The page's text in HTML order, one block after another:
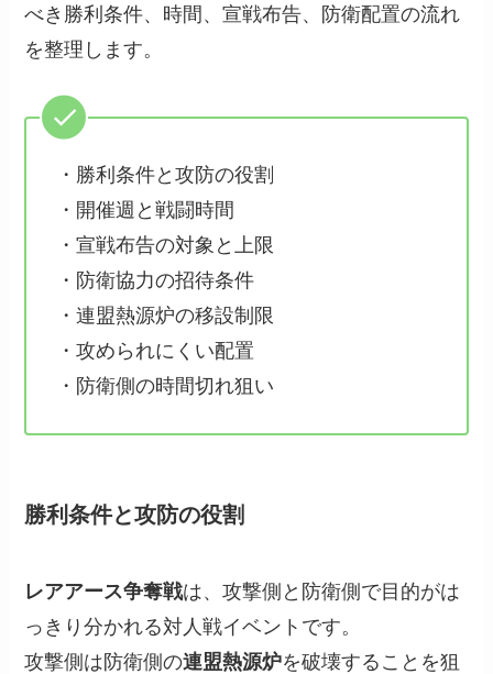
べき勝利条件、時間、宣戦布告、防衛配置の流れ
を整理します。
・勝利条件と攻防の役割
・開催週と戦闘時間
・宣戦布告の対象と上限
・防衛協力の招待条件
・連盟熱源炉の移設制限
・攻められにくい配置
・防衛側の時間切れ狙い
勝利条件と攻防の役割
レアアース争奪戦は、攻撃側と防衛側で目的がは
っきり分かれる対人戦イベントです。
攻撃側は防衛側の連盟熱源炉を破壊することを狙